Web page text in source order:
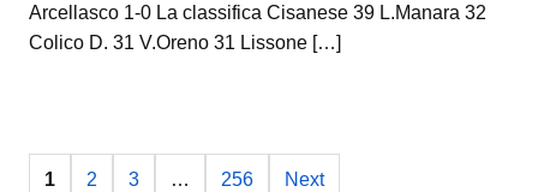
Arcellasco 1-0 La classifica Cisanese 39 L.Manara 32
Colico D. 31 V.Oreno 31 Lissone […]
1 2 3 … 256 Next